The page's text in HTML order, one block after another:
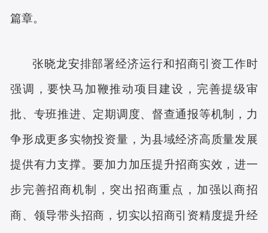
篇章。
张晓龙安排部署经济运行和招商引资工作时
强调，要快马加鞭推动项目建设，完善提级审
批、专班推进、定期调度、督查通报等机制，力
争形成更多实物投资量，为县域经济高质量发展
提供有力支撑。要加力加压提升招商实效，进一
步完善招商机制，突出招商重点，加强以商招
商、领导带头招商，切实以招商引资精度提升经